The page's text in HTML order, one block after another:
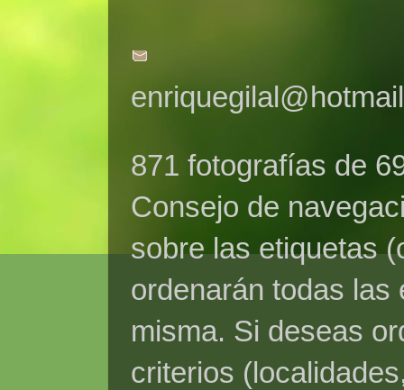
871 fotografías de
Consejo de
sobre las etiquetas
ordenarán todas las
misma. Si deseas
criterios